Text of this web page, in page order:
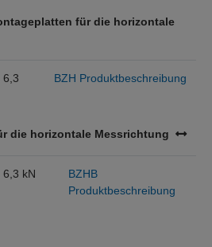
für die horizontale
6,3
BZH Produktbeschreibung
die horizontale Messrichtung
kN
BZHB
Produktbeschreibung